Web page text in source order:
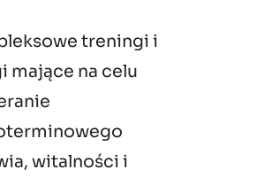
treningi i
mające na celu
witalności i